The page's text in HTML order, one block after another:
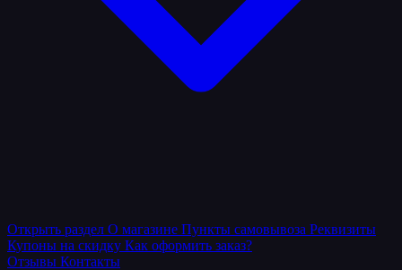
Открыть раздел О магазине Пункты самовывоза Реквизиты
Купоны на скидку Как оформить заказ?
Отзывы Контакты